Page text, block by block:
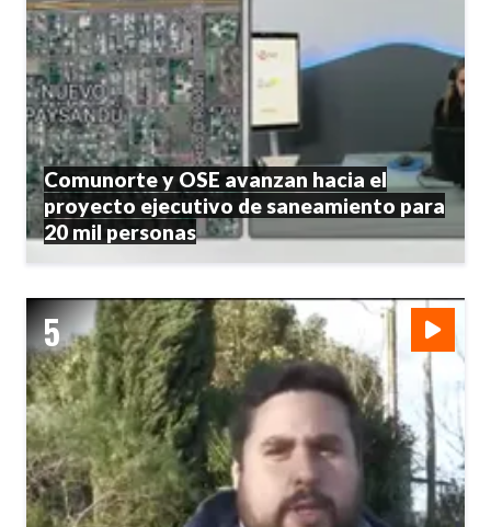
Comunorte y OSE avanzan hacia el
proyecto ejecutivo de saneamiento para
20 mil personas